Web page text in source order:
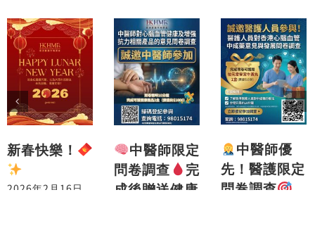
新春快樂！
2026年2月16日
中醫師限定
問卷調查
完
成後贈送健康
中醫師優
先！醫護限定
問卷調查